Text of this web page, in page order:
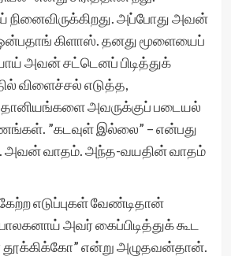
நினைவிருக்கிறது. அப்போது அவன்
கிளாஸ். தனது மூளையைப்
அவன் சட்டெனப் பிடித்துக்
விளைச்சல் எடுத்த,
அவருக்குப் படையல்
”கடவுள் இல்லை” – என்பது
அவன் வாதம். அந்த-வயதின் வாதம்
எடுப்புகள் வேண்டிதான்
பாலகனாய் அவர் கைப்பிடித்துக் கூட
என்று அழுதவன்தான்.